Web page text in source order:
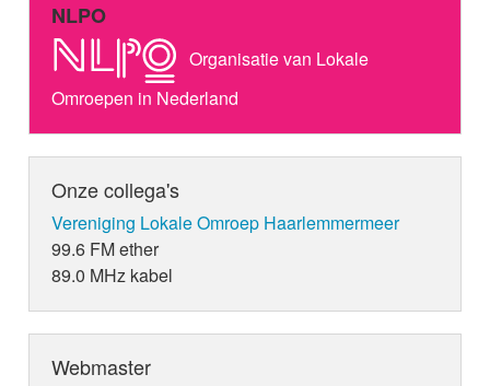
NLPO
Organisatie van Lokale
Omroepen in Nederland
Onze collega's
Vereniging Lokale Omroep Haarlemmermeer
99.6 FM ether
89.0 MHz kabel
Webmaster